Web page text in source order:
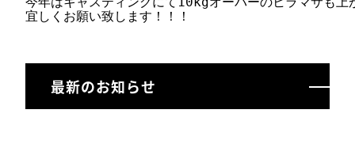
宜しくお願い致します！！！
最新のお知らせ